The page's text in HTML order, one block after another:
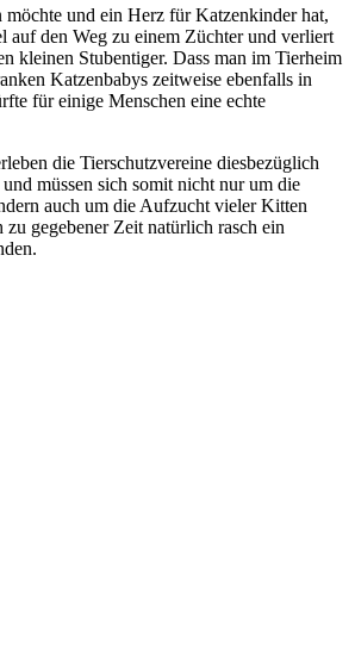
möchte und ein Herz für Katzenkinder hat,
auf den Weg zu einem Züchter und verliert
kleinen Stubentiger. Dass man im Tierheim
Katzenbabys zeitweise ebenfalls in
für einige Menschen eine echte
die Tierschutzvereine diesbezüglich
müssen sich somit nicht nur um die
auch um die Aufzucht vieler Kitten
gegebener Zeit natürlich rasch ein